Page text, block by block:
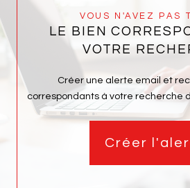
VOUS N'AVEZ PAS
LE BIEN
VOTRE
Créer une alerte email et
correspondants à votre recherche
Créer